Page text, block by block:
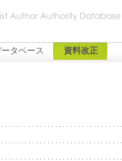
タベース 資料改正